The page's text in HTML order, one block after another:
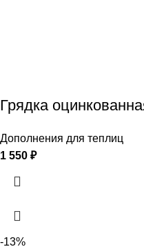
Грядка
Дополнения для теплиц
1 550 ₽
-13%